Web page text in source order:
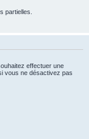
partielles.
effectuer une
vous ne désactivez pas